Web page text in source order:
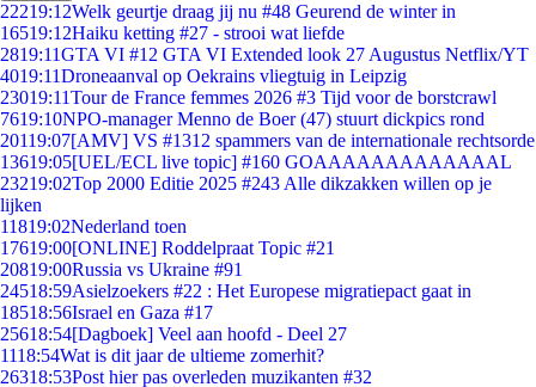
22219:12Welk geurtje draag jij nu #48 Geurend de winter in
16519:12Haiku ketting #27 - strooi wat liefde
2819:11GTA VI #12 GTA VI Extended look 27 Augustus Netflix/YT
4019:11Droneaanval op Oekrains vliegtuig in Leipzig
23019:11Tour de France femmes 2026 #3 Tijd voor de borstcrawl
7619:10NPO-manager Menno de Boer (47) stuurt dickpics rond
20119:07[AMV] VS #1312 spammers van de internationale rechtsorde
13619:05[UEL/ECL live topic] #160 GOAAAAAAAAAAAAAL
23219:02Top 2000 Editie 2025 #243 Alle dikzakken willen op je
lijken
11819:02Nederland toen
17619:00[ONLINE] Roddelpraat Topic #21
20819:00Russia vs Ukraine #91
24518:59Asielzoekers #22 : Het Europese migratiepact gaat in
18518:56Israel en Gaza #17
25618:54[Dagboek] Veel aan hoofd - Deel 27
1118:54Wat is dit jaar de ultieme zomerhit?
26318:53Post hier pas overleden muzikanten #32